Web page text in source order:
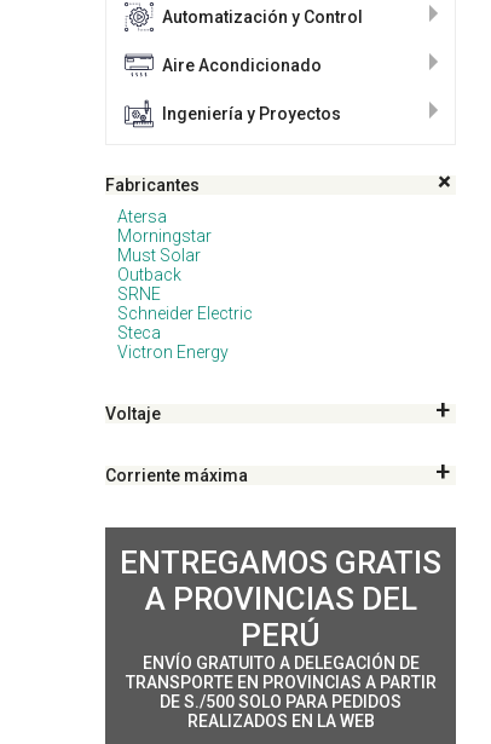
Automatización y Control
Aire Acondicionado
Ingeniería y Proyectos
Fabricantes
Atersa
Morningstar
Must Solar
Outback
SRNE
Schneider Electric
Steca
Victron Energy
Voltaje
Corriente máxima
ENTREGAMOS GRATIS
A PROVINCIAS DEL
PERÚ
ENVÍO GRATUITO A DELEGACIÓN DE
TRANSPORTE EN PROVINCIAS A PARTIR
DE S./500 SOLO PARA PEDIDOS
REALIZADOS EN LA WEB